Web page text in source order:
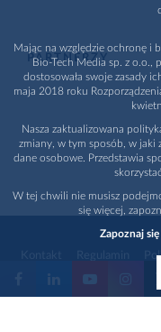
PARTNERZY
Mając na względzie ochronę i
Bio-Tech Media sp. z o.o.,
dostosowała swoje zasady
maja 2018 roku
Nasza zaktualizowana
zmiany, w tym sposób, w jaki
dane osobowe. Przedstawia
W tej chwili nie musisz
się więcej,
Zapoznaj